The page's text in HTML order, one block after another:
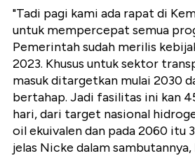
"Tadi pagi kami ada rapat di
untuk mempercepat semua
Pemerintah sudah merilis
2023. Khusus untuk sektor
masuk ditargetkan mulai 2030
bertahap. Jadi fasilitas ini kan
hari, dari target nasional
oil ekuivalen dan pada 2060 itu
jelas Nicke dalam